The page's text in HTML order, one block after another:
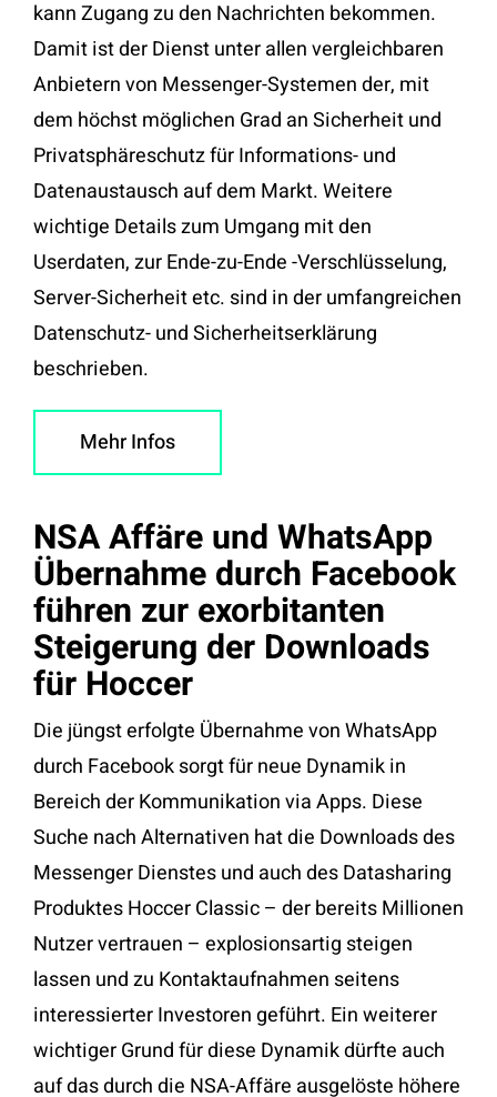
kann Zugang zu den Nachrichten bekommen.
Damit ist der Dienst unter allen vergleichbaren
Anbietern von Messenger-Systemen der, mit
dem höchst möglichen Grad an Sicherheit und
Privatsphäreschutz für Informations- und
Datenaustausch auf dem Markt. Weitere
wichtige Details zum Umgang mit den
Userdaten, zur Ende-zu-Ende -Verschlüsselung,
Server-Sicherheit etc. sind in der umfangreichen
Datenschutz- und Sicherheitserklärung
beschrieben.
Mehr Infos
NSA Affäre und WhatsApp
Übernahme durch Facebook
führen zur exorbitanten
Steigerung der Downloads
für Hoccer
Die jüngst erfolgte Übernahme von WhatsApp
durch Facebook sorgt für neue Dynamik in
Bereich der Kommunikation via Apps. Diese
Suche nach Alternativen hat die Downloads des
Messenger Dienstes und auch des Datasharing
Produktes Hoccer Classic – der bereits Millionen
Nutzer vertrauen – explosionsartig steigen
lassen und zu Kontaktaufnahmen seitens
interessierter Investoren geführt. Ein weiterer
wichtiger Grund für diese Dynamik dürfte auch
auf das durch die NSA-Affäre ausgelöste höhere